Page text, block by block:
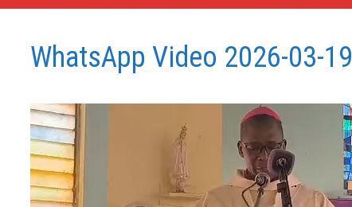
WhatsApp Video 2026-03-
Lecteur
vidéo